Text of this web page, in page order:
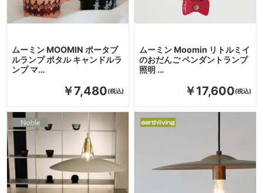
ムーミン MOOMIN ポータブ
ルランプ ポタル キャンドルラ
ンプ マ…
￥7,480
ムーミン Moomin リトルミイ
のおだんご ペンダントランプ
照明 …
￥17,600